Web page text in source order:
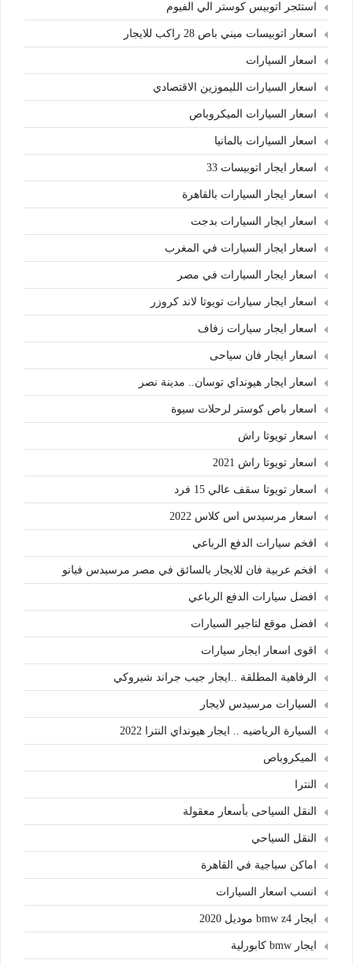
استئجر اتوبيس كوستر الي الفيوم
اسعار اتوبيسات ميني باص 28 راكب للايجار
اسعار السيارات
اسعار السيارات الليموزين الاقتصادي
اسعار السيارات الميكروباص
اسعار السيارات بالمانيا
اسعار ايجار اتوبيسات 33
اسعار ايجار السيارات بالقاهرة
اسعار ايجار السيارات بدجت
اسعار ايجار السيارات في المغرب
اسعار ايجار السيارات في مصر
اسعار ايجار سيارات تويوتا لاند كروزر
اسعار ايجار سيارات زفاف
اسعار ايجار فان سياحى
اسعار ايجار هيونداي توسان.. مدينة نصر
اسعار باص كوستر لرحلات سيوة
اسعار تويوتا راش
اسعار تويوتا راش 2021
اسعار تويوتا سقف عالي 15 فرد
اسعار مرسيدس اس كلاس 2022
افخم سيارات الدفع الرباعي
افخم عربية فان للايجار بالسائق في مصر مرسيدس فيانو
افضل سيارات الدفع الرباعي
افضل موقع لتاجير السيارات
اقوى اسعار ايجار سيارات
الرفاهية المطلقة ..ايجار جيب جراند شيروكي
السيارات مرسيدس لايجار
السيارة الرياضيه .. ايجار هيونداي النترا 2022
الميكروباص
النترا
النقل السياحى بأسعار معقولة
النقل السياحي
اماكن سياجية في القاهرة
انسب اسعار السيارات
ايجار bmw z4 موديل 2020
ايجار bmw كابورلية